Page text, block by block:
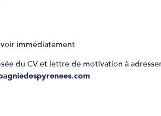
immédiatement
du CV et lettre de motivation à